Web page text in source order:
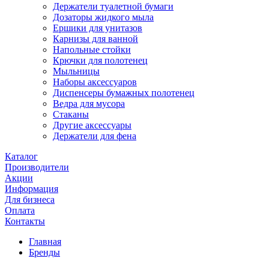
Держатели туалетной бумаги
Дозаторы жидкого мыла
Ершики для унитазов
Карнизы для ванной
Напольные стойки
Крючки для полотенец
Мыльницы
Наборы аксессуаров
Диспенсеры бумажных полотенец
Ведра для мусора
Стаканы
Другие аксессуары
Держатели для фена
Каталог
Производители
Акции
Информация
Для бизнеса
Оплата
Контакты
Главная
Бренды